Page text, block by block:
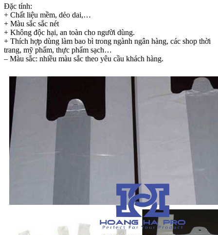
Đặc tính:
+ Chất liệu mềm, dẻo dai,…
+ Màu sắc sắc nét
+ Không độc hại, an toàn cho người dùng.
+ Thích hợp dùng làm bao bì trong ngành ngân hàng, các shop thời
trang, mỹ phẩm, thực phẩm sạch…
– Màu sắc: nhiều màu sắc theo yêu cầu khách hàng.